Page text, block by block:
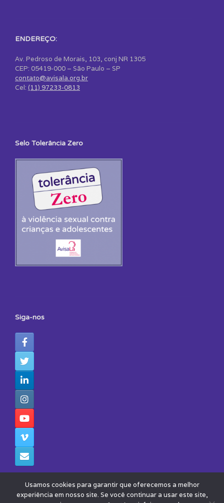
ENDEREÇO:
Av. Pedroso de Morais, 103, conj NR 1305
CEP: 05419-000 – São Paulo – SP
contato@avisala.org.br
Cel: (11) 97233-0813
Selo Tolerância Zero
Siga-nos
Usamos cookies para garantir que oferecemos a melhor
experiência em nosso site. Se você continuar a usar este site,